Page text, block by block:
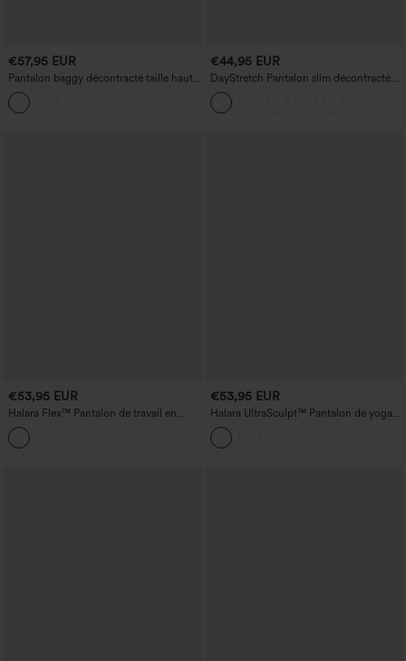
€57,95 EUR
Pantalon baggy décontracté taille haute
avec poches
€44,95 EUR
DayStretch Pantalon slim décontracté
taille haute avec poches décoratives,
longueur cheville
€53,95 EUR
Halara Flex™ Pantalon de travail en
crêpe, taille extra-haute, à plis, avec
poches et jambes larges
€53,95 EUR
Halara UltraSculpt™ Pantalon de yoga
taille haute à imprimé léopard, jambe
droite, dentelle contrastée, avec poches